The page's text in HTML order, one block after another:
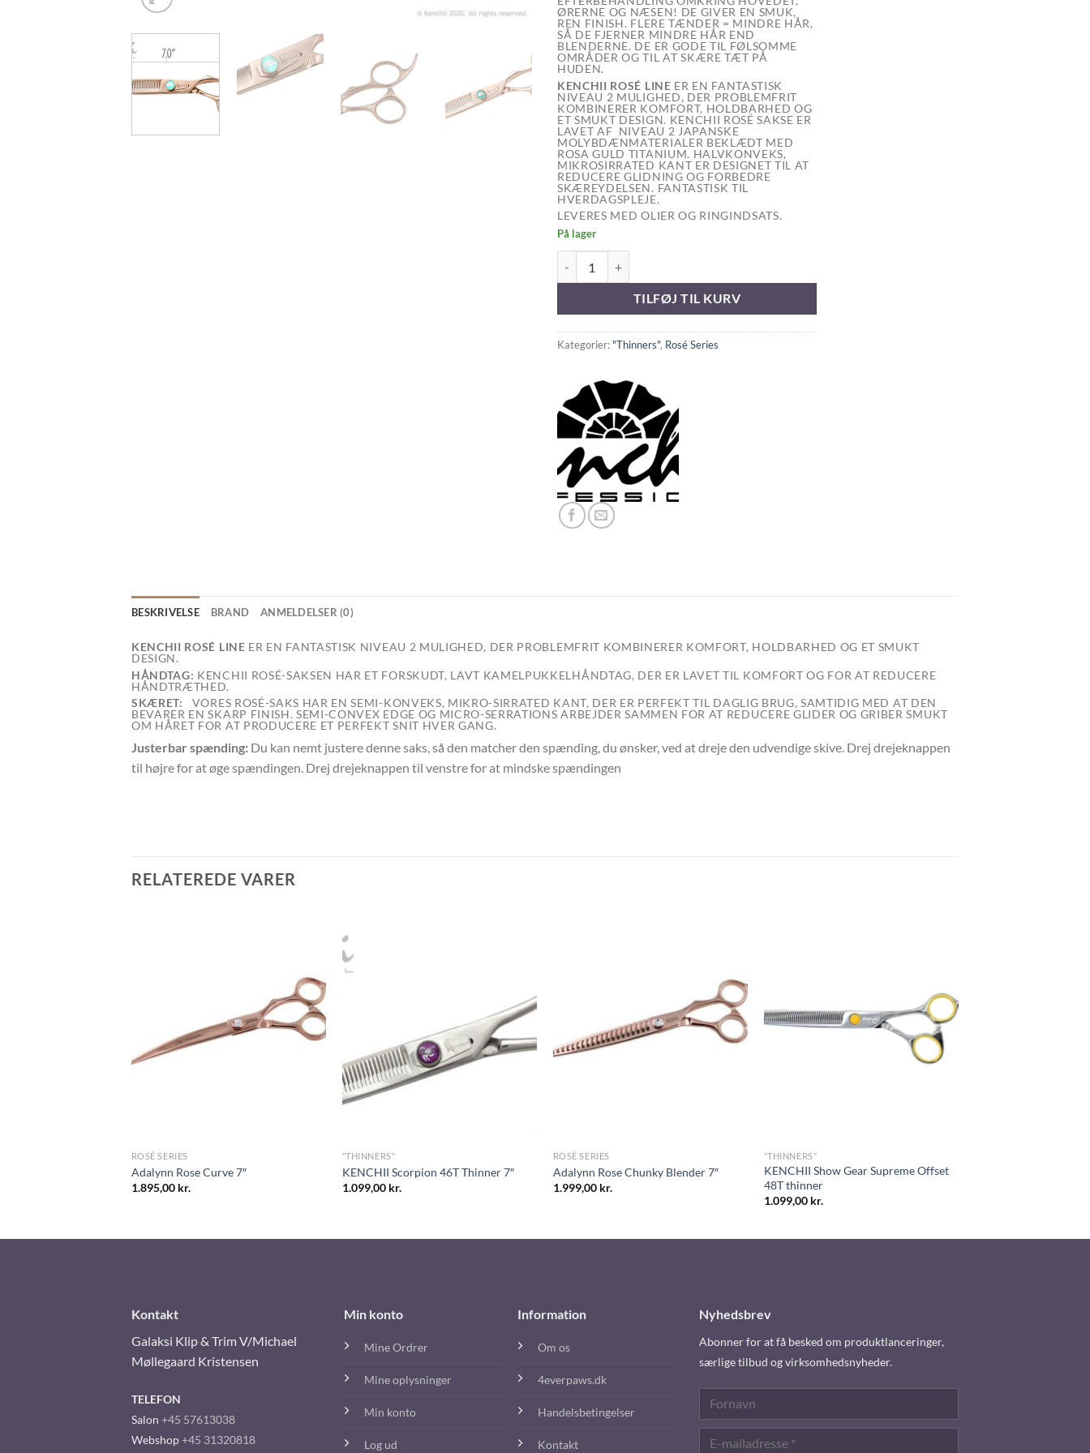
ØRERNE OG NÆSEN! DE GIVER EN SMUK,
REN FINISH. FLERE TÆNDER = MINDRE HÅR,
SÅ DE FJERNER MINDRE HÅR END
BLENDERNE. DE ER GODE TIL FØLSOMME
OMRÅDER OG TIL AT SKÆRE TÆT PÅ
HUDEN.
KENCHII ROSÉ LINE ER EN FANTASTISK
NIVEAU 2 MULIGHED, DER PROBLEMFRIT
KOMBINERER KOMFORT, HOLDBARHED OG
ET SMUKT DESIGN. KENCHII ROSÉ SAKSE ER
LAVET AF NIVEAU 2 JAPANSKE
MOLYBDÆNMATERIALER BEKLÆDT MED
ROSA GULD TITANIUM. HALVKONVEKS,
MIKROSIRRATED KANT ER DESIGNET TIL AT
REDUCERE GLIDNING OG FORBEDRE
SKÆREYDELSEN. FANTASTISK TIL
HVERDAGSPLEJE.
LEVERES MED OLIER OG RINGINDSATS.
På lager
TILFØJ TIL KURV
Kategorier: "Thinners", Rosé Series
BESKRIVELSE BRAND ANMELDELSER (0)
KENCHII ROSÉ LINE ER EN FANTASTISK NIVEAU 2 MULIGHED, DER PROBLEMFRIT KOMBINERER KOMFORT, HOLDBARHED OG ET SMUKT
DESIGN.
HÅNDTAG: KENCHII ROSÉ-SAKSEN HAR ET FORSKUDT, LAVT KAMELPUKKELHÅNDTAG, DER ER LAVET TIL KOMFORT OG FOR AT REDUCERE
HÅNDTRÆTHED.
SKÆRET:
VORES ROSÉ-SAKS HAR EN SEMI-KONVEKS, MIKRO-SIRRATED KANT, DER ER PERFEKT TIL DAGLIG BRUG, SAMTIDIG MED AT DEN
BEVARER EN SKARP FINISH. SEMI-CONVEX EDGE OG MICRO-SERRATIONS ARBEJDER SAMMEN FOR AT REDUCERE GLIDER OG GRIBER SMUKT
OM HÅRET FOR AT PRODUCERE ET PERFEKT SNIT HVER GANG.
Justerbar spænding: Du kan nemt justere denne saks, så den matcher den spænding, du ønsker, ved at dreje den udvendige skive. Drej drejeknappen
til højre for at øge spændingen. Drej drejeknappen til venstre for at mindske spændingen
RELATEREDE VARER
ROSÉ SERIES
Adalynn Rose Curve 7″
1.895,00 kr.
"THINNERS"
KENCHII Scorpion 46T Thinner 7″
1.099,00 kr.
ROSÉ SERIES
Adalynn Rose Chunky Blender 7″
1.999,00 kr.
"THINNERS"
KENCHII Show Gear Supreme Offset
48T thinner
1.099,00 kr.
Kontakt
Galaksi Klip & Trim V/Michael
Møllegaard Kristensen
TELEFON
Salon +45 57613038
Webshop+45 31320818
Min konto
Mine Ordrer
Mine oplysninger
Min konto
Log ud
Information
Om os
4everpaws.dk
Handelsbetingelser
Kontakt
Nyhedsbrev
Abonner for at få besked om produktlanceringer,
særlige tilbud og virksomhedsnyheder.